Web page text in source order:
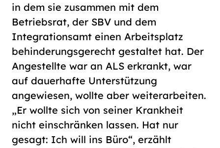
in dem sie zusammen mit dem
Betriebsrat, der SBV und dem
Integrationsamt einen Arbeitsplatz
behinderungsgerecht gestaltet hat. Der
Angestellte war an ALS erkrankt, war
auf dauerhafte Unterstützung
angewiesen, wollte aber weiterarbeiten.
„Er wollte sich von seiner Krankheit
nicht einschränken lassen. Hat nur
gesagt: Ich will ins Büro“, erzählt